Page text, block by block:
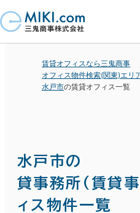
賃貸オフィスなら三鬼商事
オフィス物件検索(関東)エリ
水戸市の賃貸オフィス一覧
水戸市の
貸事務所(賃貸事
ィス物件一覧